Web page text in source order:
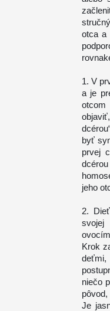
otca a
1. V
a je
otcom
byť
prvej
jeho
2.
svojej
Krok
niečo
Je